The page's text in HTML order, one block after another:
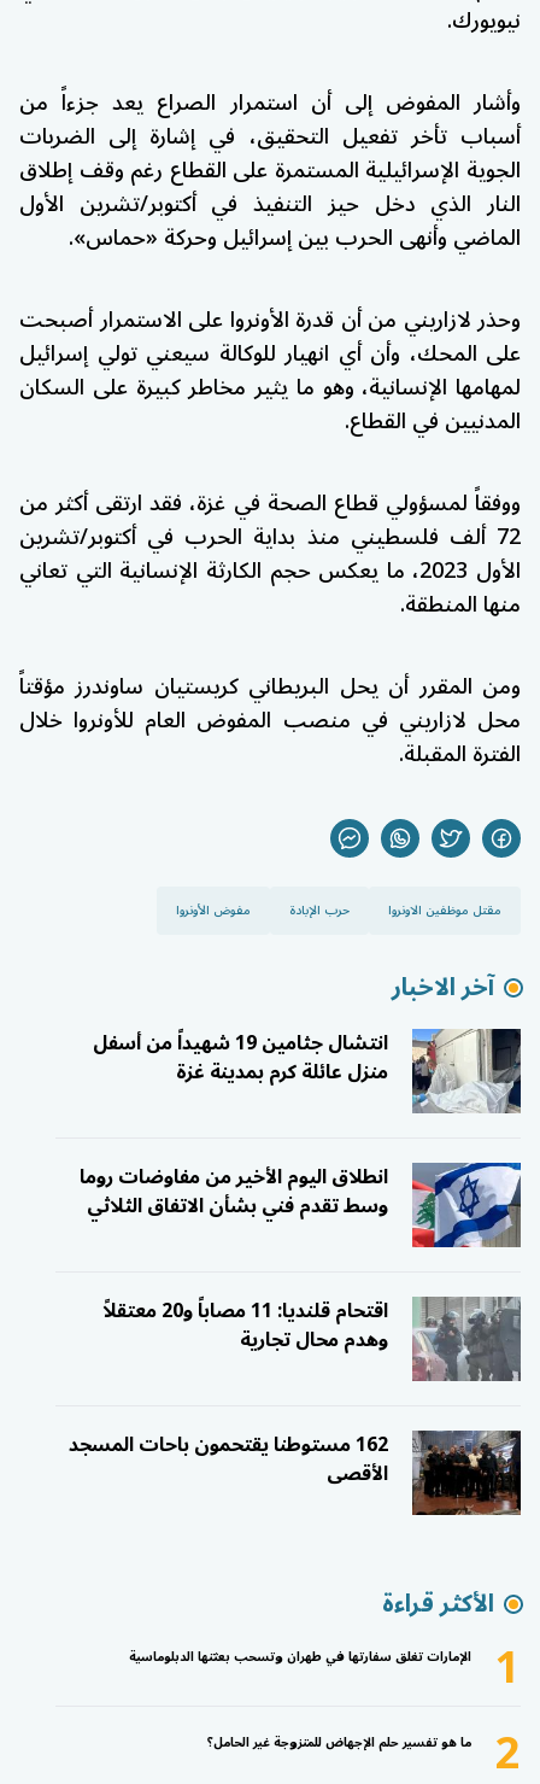
نيويورك.
وأشار المفوض إلى أن استمرار الصراع يعد جزءاً من
أسباب تأخر تفعيل التحقيق، في إشارة إلى الضربات
الجوية الإسرائيلية المستمرة على القطاع رغم وقف إطلاق
النار الذي دخل حيز التنفيذ في أكتوبر/تشرين الأول
الماضي وأنهى الحرب بين إسرائيل وحركة «حماس».
وحذر لازاريني من أن قدرة الأونروا على الاستمرار أصبحت
على المحك، وأن أي انهيار للوكالة سيعني تولي إسرائيل
لمهامها الإنسانية، وهو ما يثير مخاطر كبيرة على السكان
المدنيين في القطاع.
ووفقاً لمسؤولي قطاع الصحة في غزة، فقد ارتقى أكثر من
72 ألف فلسطيني منذ بداية الحرب في أكتوبر/تشرين
الأول 2023، ما يعكس حجم الكارثة الإنسانية التي تعاني
منها المنطقة.
ومن المقرر أن يحل البريطاني كريستيان ساوندرز مؤقتاً
محل لازاريني في منصب المفوض العام للأونروا خلال
الفترة المقبلة.
مقتل موظفين الاونروا حرب الإبادة مفوض الأونروا
آخر الاخبار
انتشال جثامين 19 شهيداً من أسفل
منزل عائلة كرم بمدينة غزة
انطلاق اليوم الأخير من مفاوضات روما
وسط تقدم فني بشأن الاتفاق الثلاثي
اقتحام قلنديا: 11 مصاباً و20 معتقلاً
وهدم محال تجارية
162 مستوطنا يقتحمون باحات المسجد
الأقصى
الأكثر قراءة
1 الإمارات تغلق سفارتها في طهران وتسحب بعثتها الدبلوماسية
2 ما هو تفسير حلم الإجهاض للمتزوجة غير الحامل؟